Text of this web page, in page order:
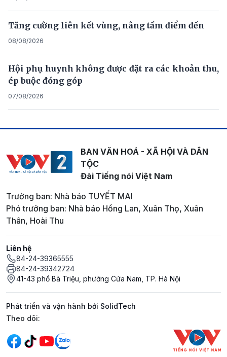
Tăng cường liên kết vùng, nâng tầm điểm đến
08/08/2026
Hội phụ huynh không được đặt ra các khoản thu,
ép buộc đóng góp
07/08/2026
BAN VĂN HOÁ - XÃ HỘI VÀ DÂN
TỘC
Đài Tiếng nói Việt Nam
Trưởng ban: Nhà báo TUYẾT MAI
Phó trưởng ban: Nhà báo Hồng Lan, Xuân Thọ, Xuân
Thân, Hoài Thu
Liên hệ
84-24-39365555
84-24-39342724
41-43 phố Bà Triệu, phường Cửa Nam, TP. Hà Nội
Phát triển và vận hành bởi SolidTech
Mạng xã hội
Theo dõi: